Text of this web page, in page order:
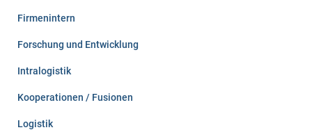
Firmenintern
Forschung und Entwicklung
Intralogistik
Kooperationen / Fusionen
Logistik